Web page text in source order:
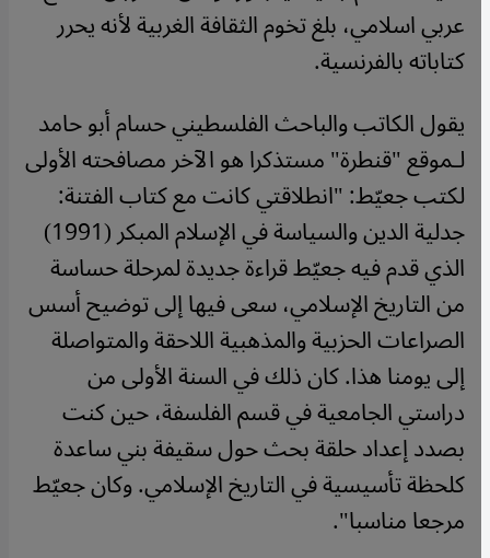
عربي اسلامي، بلغ تخوم الثقافة الغربية لأنه يحرر
كتاباته بالفرنسية.
يقول الكاتب والباحث الفلسطيني حسام أبو حامد
لـموقع "قنطرة" مستذكرا هو الآخر مصافحته الأولى
لكتب جعيّط: "انطلاقتي كانت مع كتاب الفتنة:
جدلية الدين والسياسة في الإسلام المبكر (1991)
الذي قدم فيه جعيّط قراءة جديدة لمرحلة حساسة
من التاريخ الإسلامي، سعى فيها إلى توضيح أسس
الصراعات الحزبية والمذهبية اللاحقة والمتواصلة
إلى يومنا هذا. كان ذلك في السنة الأولى من
دراستي الجامعية في قسم الفلسفة، حين كنت
بصدد إعداد حلقة بحث حول سقيفة بني ساعدة
كلحظة تأسيسية في التاريخ الإسلامي. وكان جعيّط
مرجعا مناسبا".